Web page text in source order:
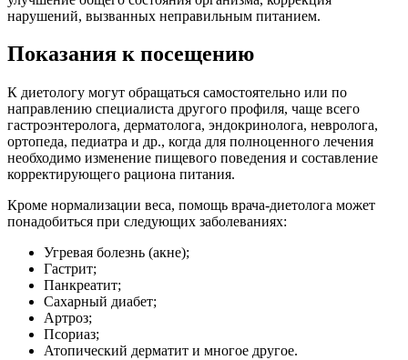
нарушений, вызванных неправильным питанием.
Показания к посещению
К диетологу могут обращаться самостоятельно или по
направлению специалиста другого профиля, чаще всего
гастроэнтеролога, дерматолога, эндокринолога, невролога,
ортопеда, педиатра и др., когда для полноценного лечения
необходимо изменение пищевого поведения и составление
корректирующего рациона питания.
Кроме нормализации веса, помощь врача-диетолога может
понадобиться при следующих заболеваниях:
Угревая болезнь (акне);
Гастрит;
Панкреатит;
Сахарный диабет;
Артроз;
Псориаз;
Атопический дерматит и многое другое.